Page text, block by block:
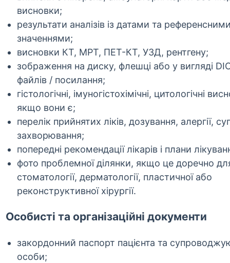
висновки;
результати аналізів із датами та
значеннями;
висновки КТ, МРТ, ПЕТ-КТ, УЗД, рентгену;
зображення на диску, флешці або у вигляді
файлів / посилання;
гістологічні, імуногістохімічні, цитологічні
якщо вони є;
перелік прийнятих ліків, дозування, алергії,
захворювання;
попередні рекомендації лікарів і плани
фото проблемної ділянки, якщо це доречно
стоматології, дерматології, пластичної або
реконструктивної хірургії.
Особисті та організаційні документи
закордонний паспорт пацієнта та
особи;